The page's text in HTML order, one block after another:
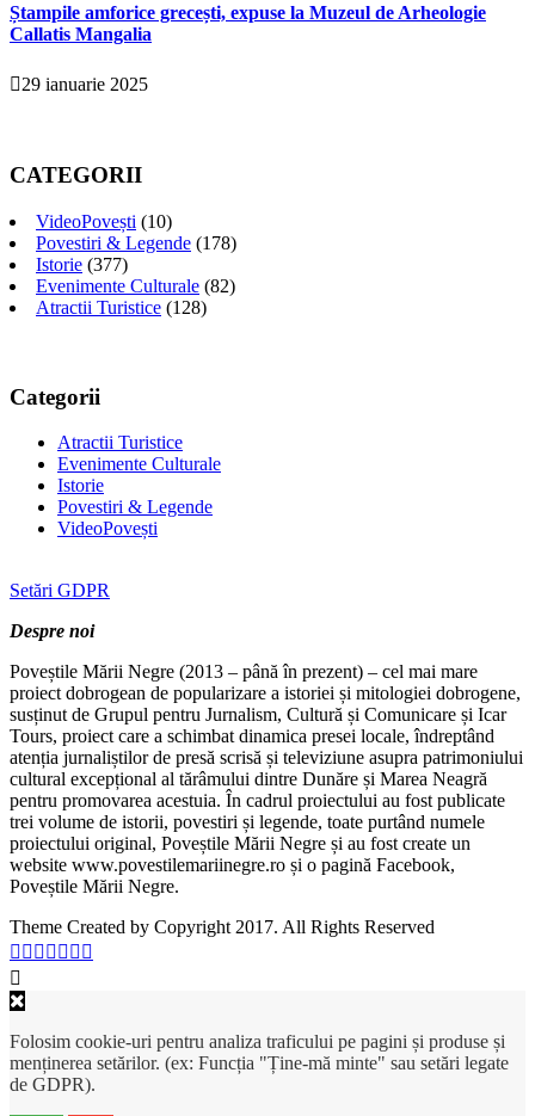
Ștampile amforice grecești, expuse la Muzeul de Arheologie
Callatis Mangalia
29 ianuarie 2025
CATEGORII
VideoPovești (10)
Povestiri & Legende (178)
Istorie (377)
Evenimente Culturale (82)
Atractii Turistice (128)
Categorii
Atractii Turistice
Evenimente Culturale
Istorie
Povestiri & Legende
VideoPovești
Setări GDPR
Despre noi
Poveștile Mării Negre (2013 – până în prezent) – cel mai mare
proiect dobrogean de popularizare a istoriei și mitologiei dobrogene,
susținut de Grupul pentru Jurnalism, Cultură și Comunicare și Icar
Tours, proiect care a schimbat dinamica presei locale, îndreptând
atenția jurnaliștilor de presă scrisă și televiziune asupra patrimoniului
cultural excepțional al tărâmului dintre Dunăre și Marea Neagră
pentru promovarea acestuia. În cadrul proiectului au fost publicate
trei volume de istorii, povestiri și legende, toate purtând numele
proiectului original, Poveștile Mării Negre și au fost create un
website www.povestilemariinegre.ro și o pagină Facebook,
Poveștile Mării Negre.
Theme Created by Copyright 2017. All Rights Reserved
Folosim cookie-uri pentru analiza traficului pe pagini și produse și
menținerea setărilor. (ex: Funcția "Ține-mă minte" sau setări legate
de GDPR).